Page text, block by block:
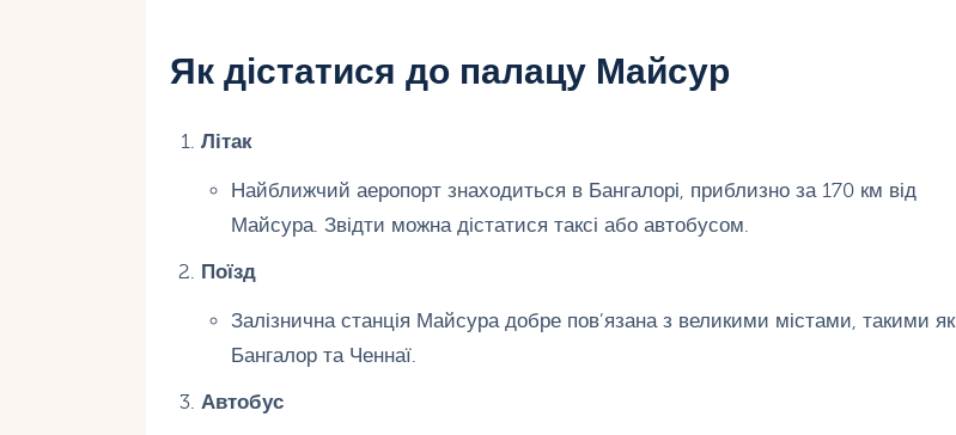
Як дістатися до палацу Майсур
Літак
Найближчий аеропорт знаходиться в Бангалорі, приблизно за 170 км від
Майсура. Звідти можна дістатися таксі або автобусом.
Поїзд
Залізнична станція Майсура добре пов’язана з великими містами, такими як
Бангалор та Ченнаї.
Автобус